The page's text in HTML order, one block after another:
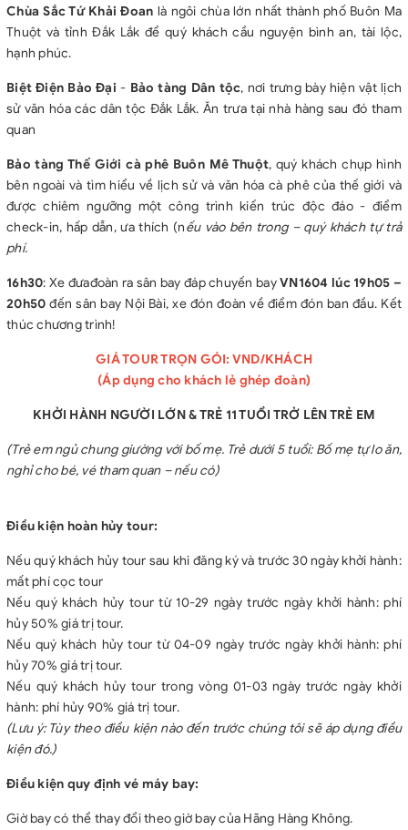
Chùa Sắc Tứ Khải Đoan là ngôi chùa lớn nhất thành phố Buôn Ma
Thuột và tỉnh Đắk Lắk để quý khách cầu nguyện bình an, tài lộc,
hạnh phúc.
Biệt Điện Bảo Đại - Bảo tàng Dân tộc, nơi trưng bày hiện vật lịch
sử văn hóa các dân tộc Ðắk Lắk. Ăn trưa tại nhà hàng sau đó tham
quan
Bảo tàng Thế Giới cà phê Buôn Mê Thuột, quý khách chụp hình
bên ngoài và tìm hiểu về lịch sử và văn hóa cà phê của thế giới và
được chiêm ngưỡng một công trình kiến trúc độc đáo - điểm
check-in, hấp dẫn, ưa thích (nếu vào bên trong – quý khách tự trả
phí.
16h30: Xe đưađoàn ra sân bay đáp chuyến bayVN1604 lúc 19h05 –
20h50 đến sân bay Nội Bài, xe đón đoàn về điểm đón ban đầu. Kết
thúc chương trình!
GIÁ TOUR TRỌN GÓI: VND/KHÁCH
(Áp dụng cho khách lẻ ghép đoàn)
KHỞI HÀNH NGƯỜI LỚN & TRẺ 11 TUỔI TRỞ LÊN TRẺ EM
(Trẻ em ngủ chung giường với bố mẹ. Trẻ dưới 5 tuổi: Bố mẹ tự lo ăn,
nghỉ cho bé, vé tham quan – nếu có)
Điều kiện hoàn hủy tour:
Nếu quý khách hủy tour sau khi đăng ký và trước 30 ngày khởi hành:
mất phí cọc tour
Nếu quý khách hủy tour từ 10-29 ngày trước ngày khởi hành: phí
hủy 50% giá trị tour.
Nếu quý khách hủy tour từ 04-09 ngày trước ngày khởi hành: phí
hủy 70% giá trị tour.
Nếu quý khách hủy tour trong vòng 01-03 ngày trước ngày khởi
hành: phí hủy 90% giá trị tour.
(Lưu ý: Tùy theo điều kiện nào đến trước chúng tôi sẽ áp dụng điều
kiện đó.)
Điều kiện quy định vé máy bay:
Giờ bay có thể thay đổi theo giờ bay của Hãng Hàng Không.